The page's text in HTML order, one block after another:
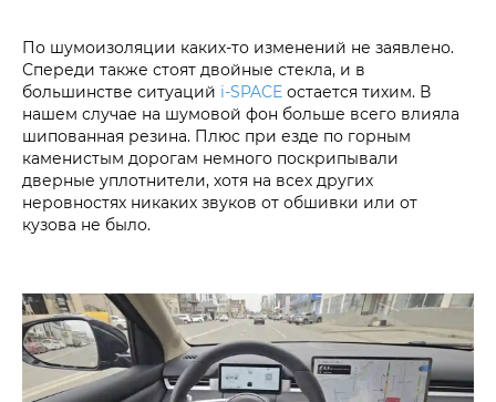
По шумоизоляции каких-то изменений не заявлено.
Спереди также стоят двойные стекла, и в
большинстве ситуаций i‑SPACE остается тихим. В
нашем случае на шумовой фон больше всего влияла
шипованная резина. Плюс при езде по горным
каменистым дорогам немного поскрипывали
дверные уплотнители, хотя на всех других
неровностях никаких звуков от обшивки или от
кузова не было.